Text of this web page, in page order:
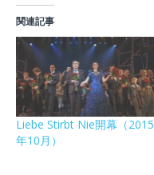
て
T
w
i
e
r
で
共
有
新
し
で
共
有
す
る
に
は
ク
リ
ッ
c
k
e
t
で
シ
ェ
ア
(
新
関連記事
Liebe Stirbt Nie開幕（2015
年10月）